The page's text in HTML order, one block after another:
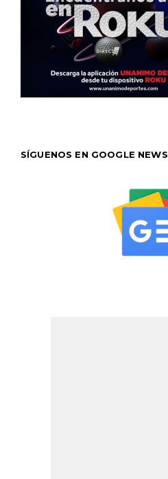
SÍGUENOS EN GOOGLE NEWS